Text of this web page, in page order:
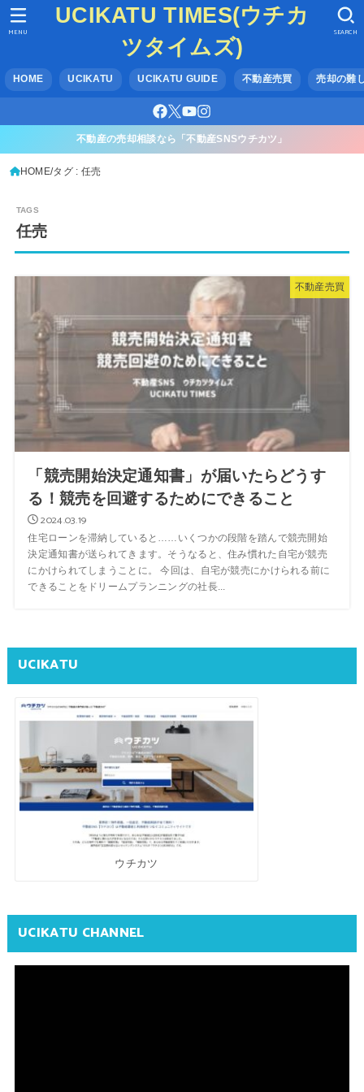
UCIKATU TIMES(ウチカ
ツタイムズ)
HOME UCIKATU UCIKATU GUIDE 不動産売買 売却の難
SEARCH
MENU
不動産の売却相談なら「不動産SNSウチカツ」
HOME タグ : 任売
任売
不動産売買
「競売開始決定通知書」が届いたらどうす
る！競売を回避するためにできること
2024.03.19
住宅ローンを滞納していると……いくつかの段階を踏んで競売開始
決定通知書が送られてきます。そうなると、住み慣れた自宅が競売
にかけられてしまうことに。 今回は、自宅が競売にかけられる前に
できることをドリームプランニングの社長...
UCIKATU
ウチカツ
UCIKATU CHANNEL